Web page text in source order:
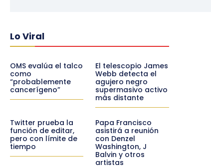
Lo Viral
OMS evalúa el talco
como
“probablemente
cancerígeno”
El telescopio James
Webb detecta el
agujero negro
supermasivo activo
más distante
Twitter prueba la
función de editar,
pero con límite de
tiempo
Papa Francisco
asistirá a reunión
con Denzel
Washington, J
Balvin y otros
artistas